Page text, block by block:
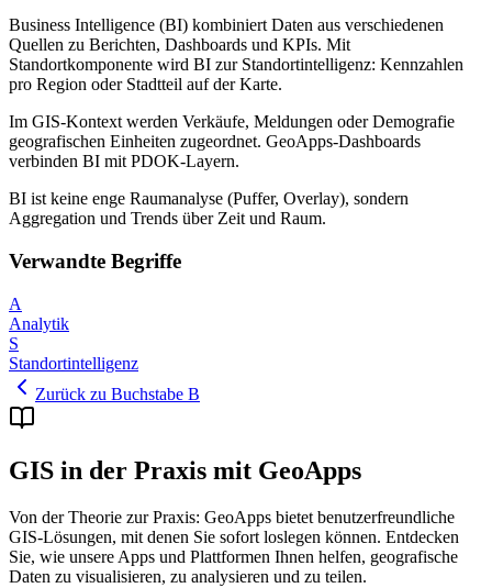
Business Intelligence (BI) kombiniert Daten aus verschiedenen
Quellen zu Berichten, Dashboards und KPIs. Mit
Standortkomponente wird BI zur Standortintelligenz: Kennzahlen
pro Region oder Stadtteil auf der Karte.
Im GIS-Kontext werden Verkäufe, Meldungen oder Demografie
geografischen Einheiten zugeordnet. GeoApps-Dashboards
verbinden BI mit PDOK-Layern.
BI ist keine enge Raumanalyse (Puffer, Overlay), sondern
Aggregation und Trends über Zeit und Raum.
Verwandte Begriffe
A
Analytik
S
Standortintelligenz
Zurück zu Buchstabe B
GIS in der Praxis mit GeoApps
Von der Theorie zur Praxis: GeoApps bietet benutzerfreundliche
GIS-Lösungen, mit denen Sie sofort loslegen können. Entdecken
Sie, wie unsere Apps und Plattformen Ihnen helfen, geografische
Daten zu visualisieren, zu analysieren und zu teilen.